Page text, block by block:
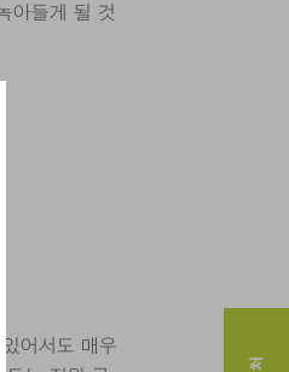
아들게 될 것
어서도 매우